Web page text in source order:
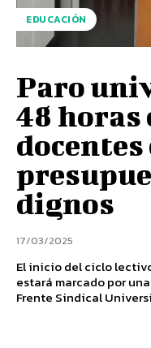
EDUCACIÓN
Paro
48 horas
dignos
17/03/2025
El inicio del ciclo
estará marcado por
Frente Sindical